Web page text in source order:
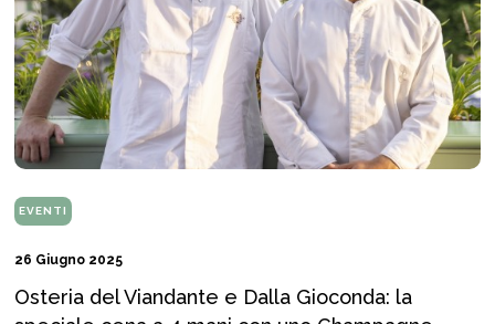
EVENTI
26 Giugno 2025
Osteria del Viandante e Dalla Gioconda: la